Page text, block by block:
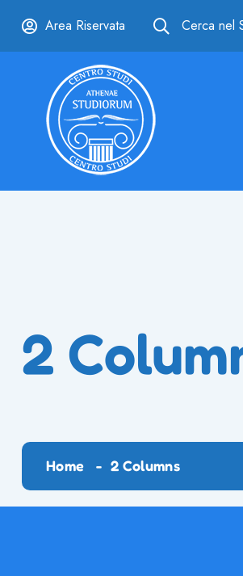
Area Riservata Cerca nel
2
Home 2 Columns